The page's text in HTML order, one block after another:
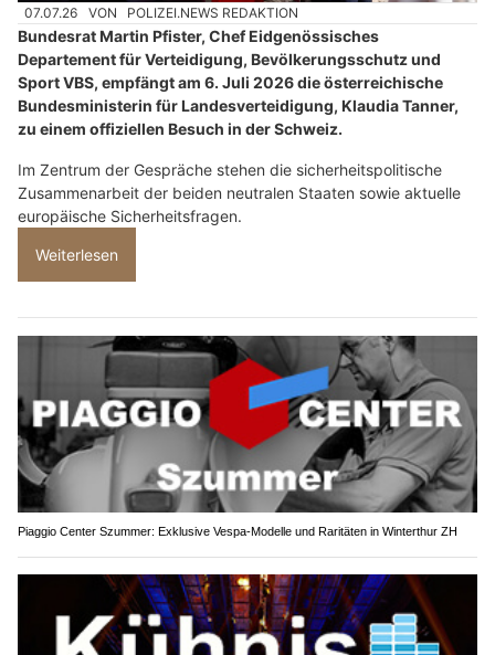
07.07.26 VON POLIZEI.NEWS REDAKTION
Bundesrat Martin Pfister, Chef Eidgenössisches
Departement für Verteidigung, Bevölkerungsschutz und
Sport VBS, empfängt am 6. Juli 2026 die österreichische
Bundesministerin für Landesverteidigung, Klaudia Tanner,
zu einem offiziellen Besuch in der Schweiz.
Im Zentrum der Gespräche stehen die sicherheitspolitische
Zusammenarbeit der beiden neutralen Staaten sowie aktuelle
europäische Sicherheitsfragen.
Weiterlesen
Piaggio Center Szummer: Exklusive Vespa-Modelle und Raritäten in Winterthur ZH